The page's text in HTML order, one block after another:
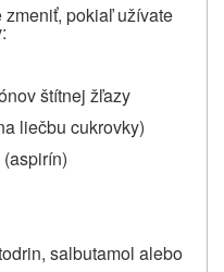
pokiaľ užívate
štítnej žľazy
liečbu cukrovky)
salbutamol alebo